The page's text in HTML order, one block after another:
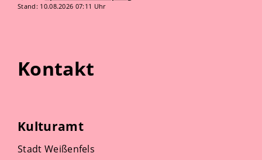
Stand: 10.08.2026 07:11 Uhr
Kontakt
Kulturamt
Stadt Weißenfels